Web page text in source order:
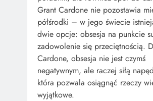
Grant Cardone nie pozostawia
półśrodki – w jego świecie
dwie opcje: obsesja na punkcie
zadowolenie się przeciętnością.
Cardone, obsesja nie jest czymś
negatywnym, ale raczej siłą
która pozwala osiągnąć rzeczy
wyjątkowe.